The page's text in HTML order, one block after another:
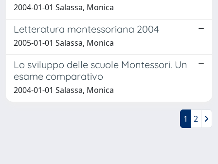
2004-01-01 Salassa, Monica
Letteratura montessoriana 2004
2005-01-01 Salassa, Monica
Lo sviluppo delle scuole Montessori. Un
esame comparativo
2004-01-01 Salassa, Monica
1 2